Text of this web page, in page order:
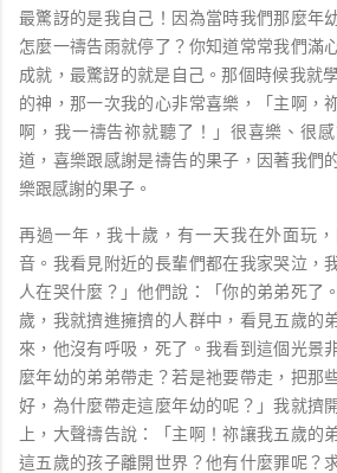
最驚訝的是我自己！因為當時我們那麼年
怎麼一禱告雨就停了？你知道常常我們滿
成就，最驚訝的就是自己。那個時候我就
的神，那一次我的心非常喜樂，「主啊，
啊，我一禱告祢就聽了！」很喜樂、很
道，喜樂跟感謝是禱告的果子，因著我們
樂跟感謝的果子。
再過一年，我十歲，有一天我在外面玩
音。我看見附近的長輩們都在我家哭泣，
人在哭什麼？」他們說：「你的弟弟死了
歲，我就擠進擁擠的人群中，看見五歲的
來，他沒有呼吸，死了。我看到這個光景
麼年幼的弟弟帶走？若是祂要帶走，把那
好，為什麼帶走這麼年幼的呢？」我就擠
上，大聲禱告說：「主啊！祢讓我五歲的
這五歲的孩子離開世界？他有什麼罪呢？